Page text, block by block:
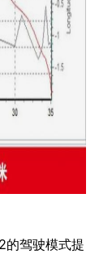
的驾驶模式提